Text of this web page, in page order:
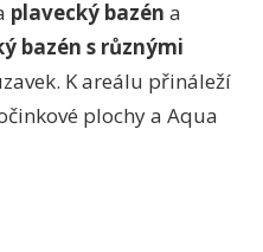
plavecký bazén a
bazén s různými
K areálu přináleží
plochy a Aqua